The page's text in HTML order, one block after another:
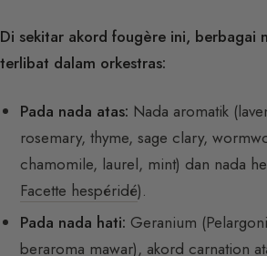
Di sekitar akord fougère ini, berbagai
terlibat dalam orkestras:
Pada nada atas: Nada aromatik
rosemary, thyme, sage clary,
chamomile, laurel, mint) dan nada
Facette hespéridé).
Pada nada hati: Geranium
beraroma mawar), akord carnation